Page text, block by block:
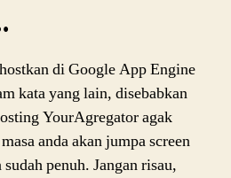
di Google App Engine
kata yang lain, disebabkan
YourAgregator agak
anda akan jumpa screen
penuh. Jangan risau,